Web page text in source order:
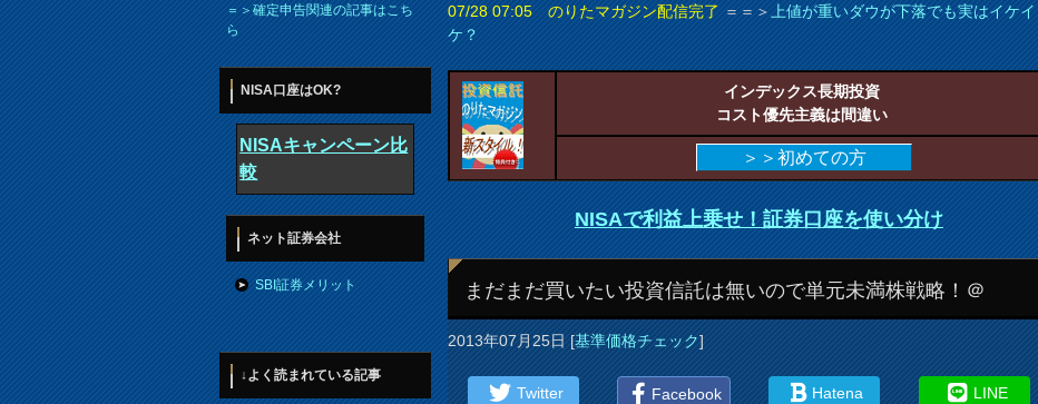
07/28 07:05 のりたマガジン配信完了＝＝＞上値が重いダウが下落でも実はイケイ
ケ？
インデックス長期投資
コスト優先主義は間違い
＞＞初めての方
NISAで利益上乗せ！証券口座を使い分け
まだまだ買いたい投資信託は無いので単元未満株戦略！＠
2013年07月25日[基準価格チェック]
Twitter Facebook Hatena LINE
＝＞確定申告関連の記事はこち
ら
NISA口座はOK?
NISAキャンペーン比
較
ネット証券会社
SBI証券メリット
↓よく読まれている記事